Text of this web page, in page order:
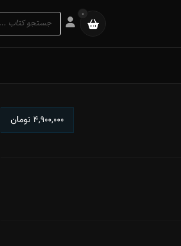
0
Products
search
۴,۹۰۰,۰۰۰ تومان